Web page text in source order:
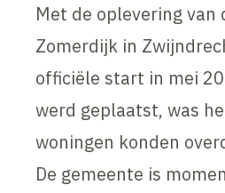
Met de oplevering
Zomerdijk in
officiële start in mei
werd geplaatst, was
woningen konden
De gemeente is